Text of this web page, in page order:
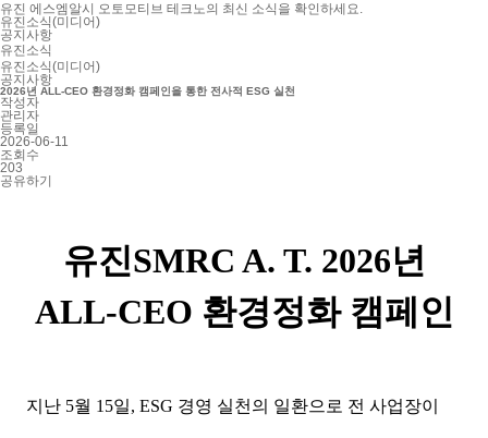
유진 에스엠알시 오토모티브 테크노의 최신 소식을 확인하세요.
유진소식(미디어)
공지사항
유진소식
유진소식(미디어)
공지사항
2026년 ALL-CEO 환경정화 캠페인을 통한 전사적 ESG 실천
작성자
관리자
등록일
2026-06-11
조회수
203
공유하기
유진SMRC A. T. 2026년
ALL-CEO 환경정화 캠페인
지난 5월 15일, ESG 경영 실천의 일환으로 전 사업장이